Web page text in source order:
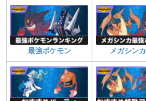
最強ポケモン メガシン